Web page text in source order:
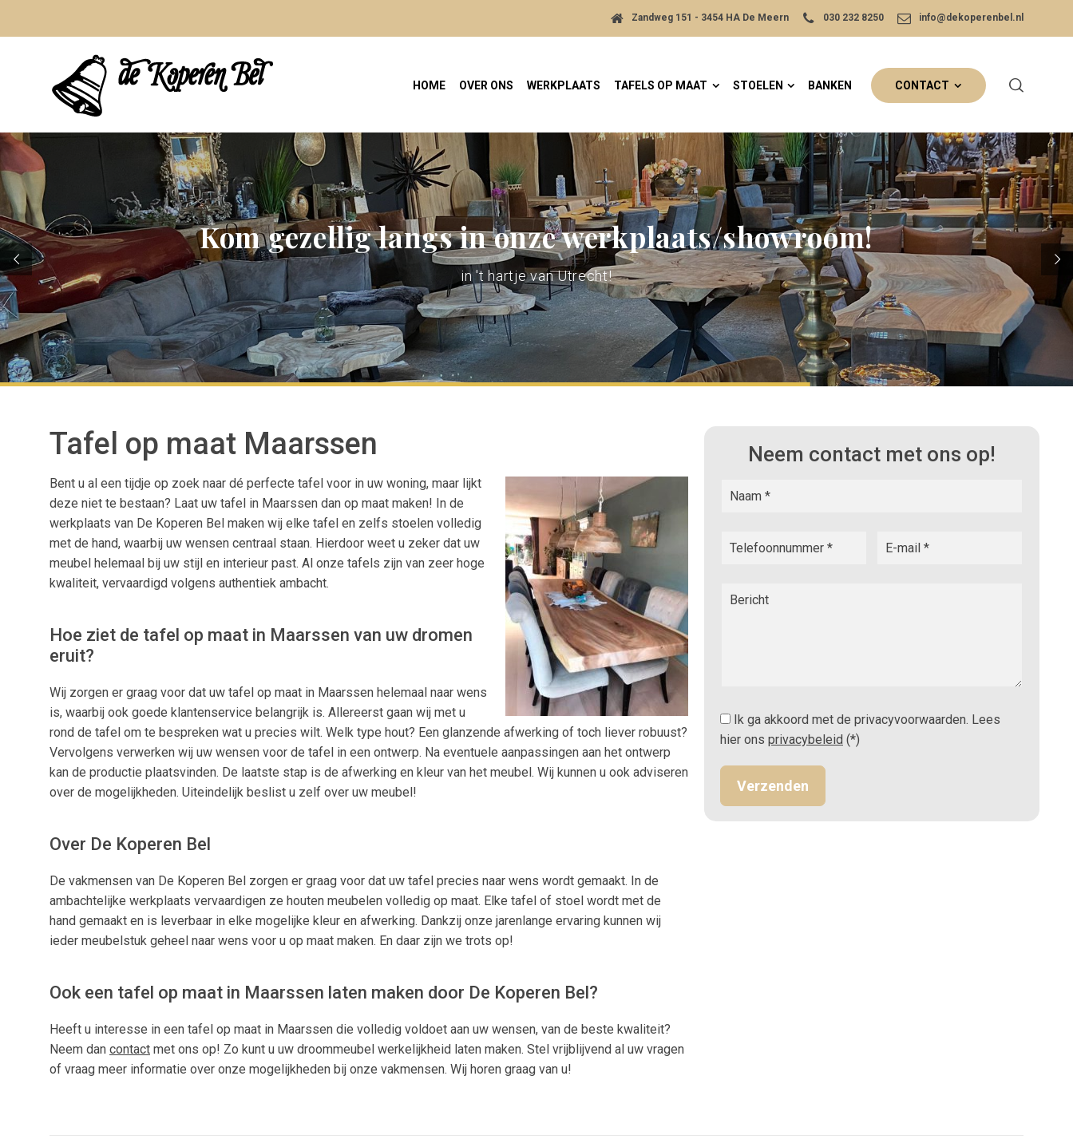
Zandweg 151 - 3454 HA De Meern 030 232 8250 info@dekoperenbel.nl
HOME OVER ONS WERKPLAATS TAFELS OP MAAT STOELEN BANKEN CONTACT
in 't hartje van Utrecht!
Kom gezellig langs in onze werkplaats/showroom!
Tafel op maat Maarssen
Bent u al een tijdje op zoek naar dé perfecte tafel voor in uw woning, maar lijkt
deze niet te bestaan? Laat uw tafel in Maarssen dan op maat maken! In de
werkplaats van De Koperen Bel maken wij elke tafel en zelfs stoelen volledig
met de hand, waarbij uw wensen centraal staan. Hierdoor weet u zeker dat uw
meubel helemaal bij uw stijl en interieur past. Al onze tafels zijn van zeer hoge
kwaliteit, vervaardigd volgens authentiek ambacht.
Hoe ziet de tafel op maat in Maarssen van uw dromen
eruit?
Wij zorgen er graag voor dat uw tafel op maat in Maarssen helemaal naar wens
is, waarbij ook goede klantenservice belangrijk is. Allereerst gaan wij met u
rond de tafel om te bespreken wat u precies wilt. Welk type hout? Een glanzende afwerking of toch liever robuust?
Vervolgens verwerken wij uw wensen voor de tafel in een ontwerp. Na eventuele aanpassingen aan het ontwerp
kan de productie plaatsvinden. De laatste stap is de afwerking en kleur van het meubel. Wij kunnen u ook adviseren
over de mogelijkheden. Uiteindelijk beslist u zelf over uw meubel!
Over De Koperen Bel
De vakmensen van De Koperen Bel zorgen er graag voor dat uw tafel precies naar wens wordt gemaakt. In de
ambachtelijke werkplaats vervaardigen ze houten meubelen volledig op maat. Elke tafel of stoel wordt met de
hand gemaakt en is leverbaar in elke mogelijke kleur en afwerking. Dankzij onze jarenlange ervaring kunnen wij
ieder meubelstuk geheel naar wens voor u op maat maken. En daar zijn we trots op!
Ook een tafel op maat in Maarssen laten maken door De Koperen Bel?
Heeft u interesse in een tafel op maat in Maarssen die volledig voldoet aan uw wensen, van de beste kwaliteit?
Neem dan contact met ons op! Zo kunt u uw droommeubel werkelijkheid laten maken. Stel vrijblijvend al uw vragen
of vraag meer informatie over onze mogelijkheden bij onze vakmensen. Wij horen graag van u!
Neem contact met ons op!
Ik ga akkoord met de privacyvoorwaarden. Lees
hier ons privacybeleid (*)